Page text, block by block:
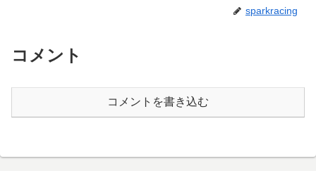
sparkracing
コメント
コメントを書き込む